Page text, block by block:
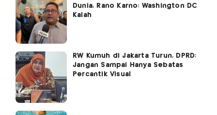
Dunia, Rano Karno: Washington DC
Kalah
RW Kumuh di Jakarta Turun, DPRD:
Jangan Sampai Hanya Sebatas
Percantik Visual